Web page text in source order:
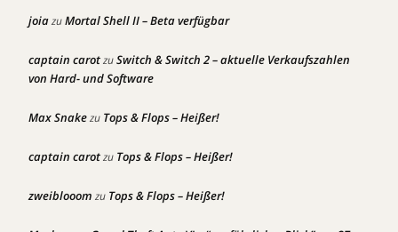
joiazuMortal Shell II – Beta verfügbar
captain carotzuSwitch & Switch 2 – aktuelle Verkaufszahlen
von Hard- und Software
Max Snakezu Tops & Flops – Heißer!
captain carotzu Tops & Flops – Heißer!
zweiblooom zu Tops & Flops – Heißer!